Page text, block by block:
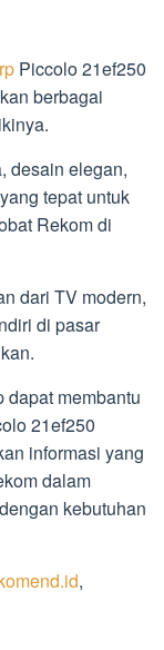
Piccolo 21ef250
berbagai
desain elegan,
tepat untuk
Rekom di
dari TV modern,
di pasar
dapat membantu
21ef250
informasi yang
dalam
kebutuhan
,